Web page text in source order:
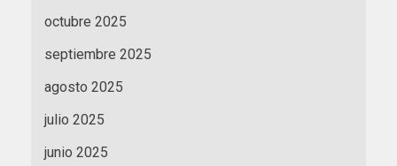
octubre 2025
septiembre 2025
agosto 2025
julio 2025
junio 2025